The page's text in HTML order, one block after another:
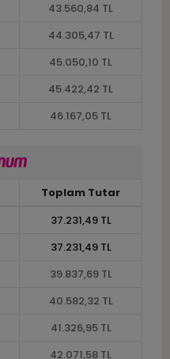
43.560,84 TL
44.305,47 TL
45.050,10 TL
45.422,42 TL
46.167,05 TL
Toplam Tutar
37.231,49 TL
37.231,49 TL
39.837,69 TL
40.582,32 TL
41.326,95 TL
42.071,58 TL